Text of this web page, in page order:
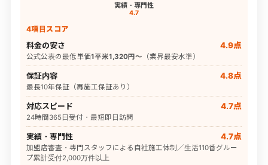
実績・専門性
4.7
4項目スコア
料金の安さ 4.9点
公式公表の最低単価1平米1,320円〜 （業界最安水準）
保証内容 4.8点
最長10年保証（再施工保証あり）
対応スピード 4.7点
24時間365日受付・最短即日訪問
実績・専門性 4.7点
加盟店審査・専門スタッフによる自社施工体制／生活110番グルー
プ累計受付2,000万件以上